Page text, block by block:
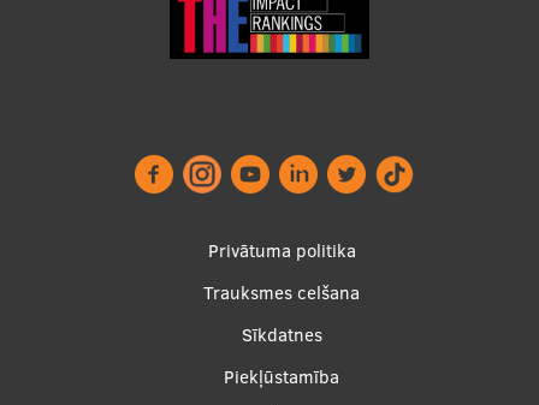
Privātuma politika
Trauksmes celšana
Sīkdatnes
Piekļūstamība